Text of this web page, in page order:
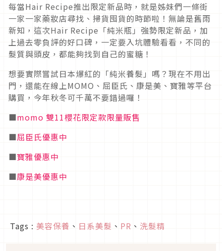
每當Hair Recipe推出限定新品時，就是姊妹們一條街
一家一家藥妝店尋找、掃貨囤貨的時節啦！無論是舊雨
新知，這次Hair Recipe「純米瓶」強勢限定新品，加
上過去零負評的好口碑，一定要入坑體驗看看，不同的
髮質與頭皮，都能夠找到自己的蜜糖！
想要實際嘗試日本爆紅的「純米養髮」嗎？現在不用出
門，還能在線上MOMO、屈臣氏、康是美、寶雅等平台
購買，今年秋冬可千萬不要錯過囉！
■momo 雙11櫻花限定款限量販售
■屈臣氏優惠中
■寶雅優惠中
■康是美優惠中
Tags : 美容保養 、 日系美髮 、 PR 、 洗髮精